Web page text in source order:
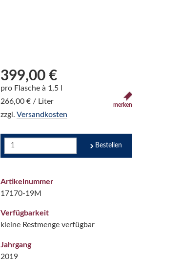
399,00 €
pro Flasche à 1,5 l
266,00 € / Liter
zzgl. Versandkosten
merken
Bestellen
Artikelnummer
17170-19M
Verfügbarkeit
kleine Restmenge verfügbar
Jahrgang
2019